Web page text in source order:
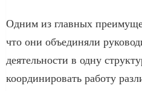
Одним из главных
что они объединяли
деятельности в одну
координировать работу